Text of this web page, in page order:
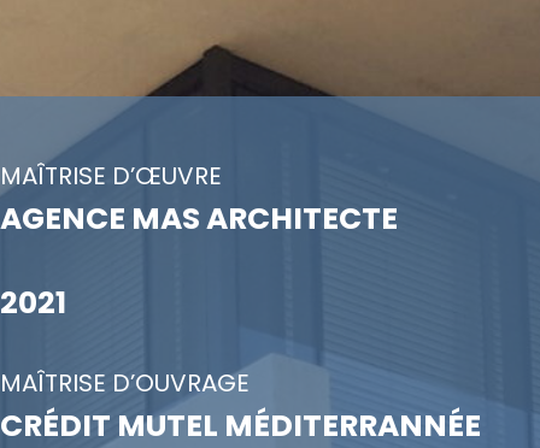
MAÎTRISE D’ŒUVRE
AGENCE MAS ARCHITECTE
2021
MAÎTRISE D’OUVRAGE
CRÉDIT MUTEL MÉDITERRANNÉE